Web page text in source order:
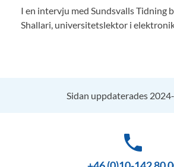
I en intervju med Sundsvalls Tidning
Shallari, universitetslektor i
Sidan uppdaterades
phone